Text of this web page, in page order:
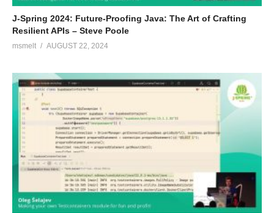
J-Spring 2024: Future-Proofing Java: The Art of Crafting
Resilient APIs – Steve Poole
msmelt AUGUST 22, 2024